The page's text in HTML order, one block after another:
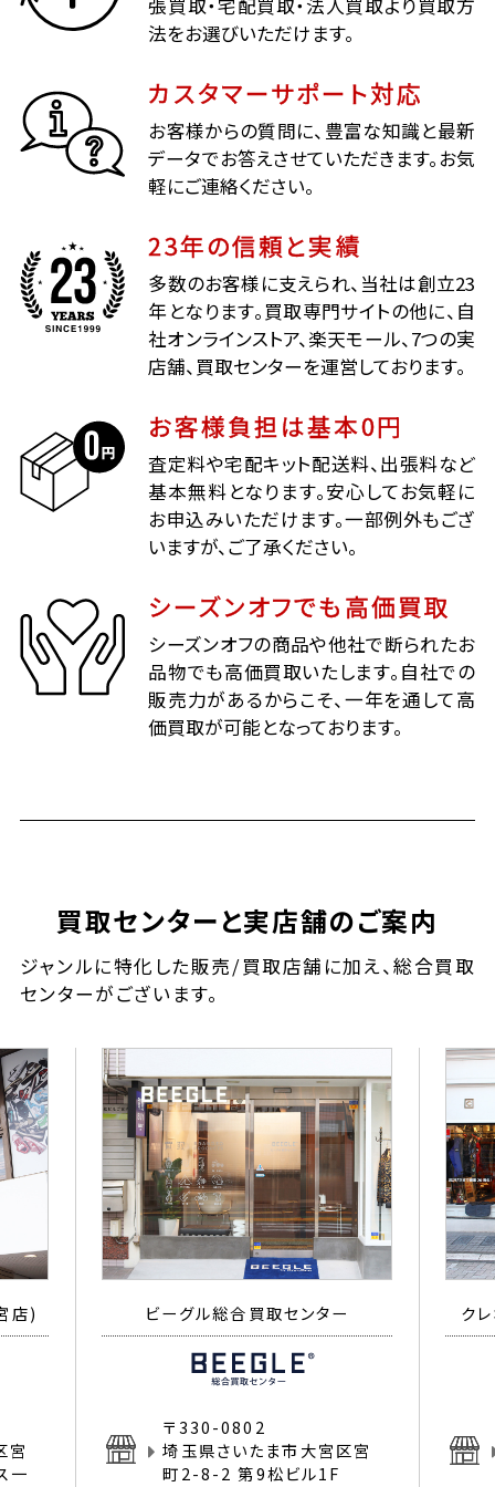
張買取・宅配買取・法人買取より買取方
法をお選びいただけます。
カスタマーサポート対応
お客様からの質問に、豊富な知識と最新
データでお答えさせていただきます。お気
軽にご連絡ください。
23年の信頼と実績
多数のお客様に支えられ、当社は創立23
年となります。買取専門サイトの他に、自
社オンラインストア、楽天モール、7つの実
店舗、買取センターを運営しております。
お客様負担は基本0円
査定料や宅配キット配送料、出張料など
基本無料となります。安心してお気軽に
お申込みいただけます。一部例外もござ
いますが、ご了承ください。
シーズンオフでも高価買取
シーズンオフの商品や他社で断られたお
品物でも高価買取いたします。自社での
販売力があるからこそ、一年を通して高
価買取が可能となっております。
買取センターと実店舗のご案内
ジャンルに特化した販売/買取店舗に加え、総合買取
センターがございます。
店)
宮
一
ビーグル総合買取センター
〒330-0802
埼玉県さいたま市大宮区宮
町2-8-2 第9松ビル1F
ク